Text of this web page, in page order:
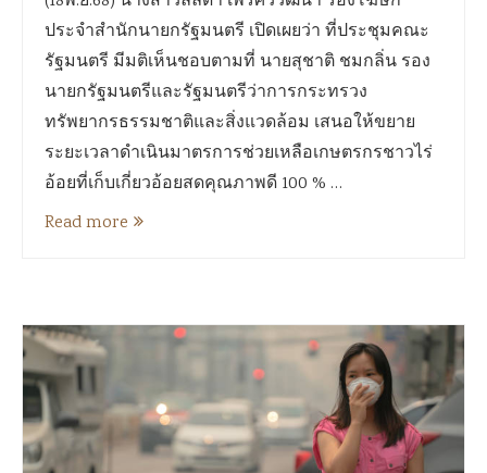
ประจำสำนักนายกรัฐมนตรี เปิดเผยว่า ที่ประชุมคณะ
รัฐมนตรี มีมติเห็นชอบตามที่ นายสุชาติ ชมกลิ่น รอง
นายกรัฐมนตรีและรัฐมนตรีว่าการกระทรวง
ทรัพยากรธรรมชาติและสิ่งแวดล้อม เสนอให้ขยาย
ระยะเวลาดำเนินมาตรการช่วยเหลือเกษตรกรชาวไร่
อ้อยที่เก็บเกี่ยวอ้อยสดคุณภาพดี 100 % …
Read more